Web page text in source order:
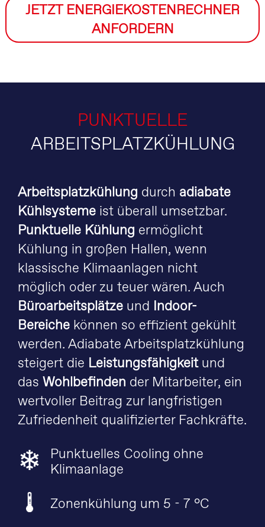
JETZT ENERGIEKOSTENRECHNER
ANFORDERN
PUNKTUELLE
ARBEITSPLATZKÜHLUNG
Arbeitsplatzkühlung durch adiabate
Kühlsysteme ist überall umsetzbar.
Punktuelle Kühlung ermöglicht
Kühlung in großen Hallen, wenn
klassische Klimaanlagen nicht
möglich oder zu teuer wären. Auch
Büroarbeitsplätze und Indoor-
Bereiche können so effizient gekühlt
werden. Adiabate Arbeitsplatzkühlung
steigert die Leistungsfähigkeit und
dasWohlbefinden der Mitarbeiter, ein
wertvoller Beitrag zur langfristigen
Zufriedenheit qualifizierter Fachkräfte.
Punktuelles Cooling ohne
Klimaanlage
Zonenkühlung um 5 - 7 °C